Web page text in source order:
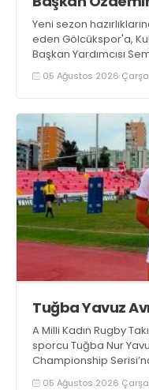
Yeni sezon
eden Gölcükspor'a,
Başkan Yardımcısı
moral ziyareti
05 Ağustos 2026
Tuğba Yavuz
A Milli Kadın Rugby
sporcu Tuğba Nur
Championship
çıkma eşiğini geride
05 Ağustos 2026